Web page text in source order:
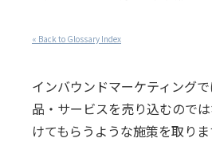
« Back to Glossary Index
インバウンドマーケティング
品・サービスを売り込むので
けてもらうような施策を取りま